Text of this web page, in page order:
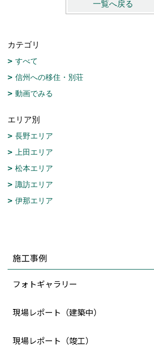
一覧へ戻る
カテゴリ
すべて
信州への移住・別荘
動画でみる
エリア別
長野エリア
上田エリア
松本エリア
諏訪エリア
伊那エリア
施工事例
フォトギャラリー
現場レポート（建築中）
現場レポート（竣工）